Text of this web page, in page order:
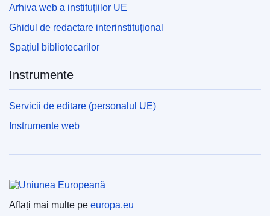
Arhiva web a instituțiilor UE
Ghidul de redactare interinstituțional
Spațiul bibliotecarilor
Instrumente
Servicii de editare (personalul UE)
Instrumente web
Aflați mai multe pe europa.eu